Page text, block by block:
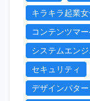
キラキラ起業
コンテンツマ
システムエン
セキュリティ
デザインパター